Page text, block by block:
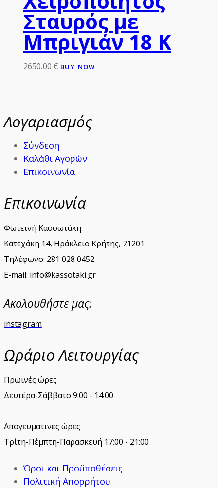
Σταυρός με
Μπριγιάν 18 Κ
2650.00 € BUY NOW
Λογαριασμός
Σύνδεση
Καλάθι Αγορών
Επικοινωνία
Επικοινωνία
Φωτεινή Κασσωτάκη
Κατεχάκη 14, Ηράκλειο Κρήτης, 71201
Τηλέφωνο: 281 028 0452
E-mail: info@kassotaki.gr
Ακολουθήστε μας:
instagram
Ωράριο Λειτουργίας
Πρωινές ώρες
Δευτέρα-Σάββατο 9:00 - 14:00
Απογευματινές ώρες
Τρίτη-Πέμπτη-Παρασκευή 17:00 - 21:00
Όροι και Προϋποθέσεις
Πολιτική Απορρήτου